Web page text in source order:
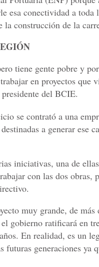
esa conectividad a
la construcción de la
tiene gente pobre y
en proyectos que
del BCIE.
se contrató a una
a generar ese
iniciativas, una de
con las dos obras,
muy grande, de
gobierno ratificará en
En realidad, es un
futuras generaciones ya